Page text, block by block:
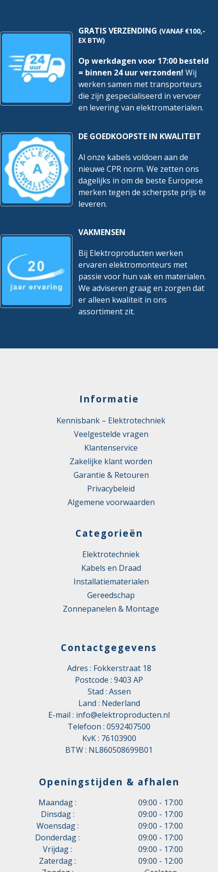
Geleidermateriaal Koper
Glasvezelelement Nee
Halogeenvrij volgens EN
60754-1/2
Nee
Isolatiebehoud
Isolatiebehoud volgens IEC
60331
Nee
Litze Nee
Materiaal aderisolatie
Gevulkaniseerd polyetheen
Max. toelaatbare
geleidertemperatuur
90 °C
Min. toegestane buigradius
stationaire toepassing/vast
verlegd
43 mm
Oliebestendig volgens IEC
Rookarm volgens EN 61034-
Nee
Rookarm volgens IEC 61034-
2
Nee
Toegestane
kabelbuitentemperatuur na
montage zonder vibratie
-40 – 70 °C
tijdens montage/handeling
Food Contact Material Nee
REACH Nee
GRATIS VERZENDING (VANAF €100,-
EX BTW)
Op werkdagen voor 17:00 besteld
= binnen 24 uur verzonden! Wij
werken samen met transporteurs
die zijn gespecialiseerd in vervoer
en levering van elektromaterialen.
DE GOEDKOOPSTE IN KWALITEIT
Al onze kabels voldoen aan de
nieuwe CPR norm. We zetten ons
dagelijks in om de beste Europese
merken tegen de scherpste prijs te
leveren.
VAKMENSEN
Bij Elektroproducten werken
ervaren elektromonteurs met
passie voor hun vak en materialen.
We adviseren graag en zorgen dat
er alleen kwaliteit in ons
assortiment zit.
Informatie
Kennisbank – Elektrotechniek
Veelgestelde vragen
Klantenservice
Zakelijke klant worden
Garantie & Retouren
Privacybeleid
Algemene voorwaarden
Categorieën
Elektrotechniek
Kabels en Draad
Installatiematerialen
Gereedschap
Zonnepanelen & Montage
Contactgegevens
Adres : Fokkerstraat 18
Postcode : 9403 AP
Stad : Assen
Land : Nederland
E-mail : info@elektroproducten.nl
Telefoon : 0592407500
KvK : 76103900
BTW : NL860508699B01
Openingstijden & afhalen
Maandag :
09:00 - 17:00
Dinsdag :
09:00 - 17:00
Woensdag :
09:00 - 17:00
Donderdag :
09:00 - 17:00
Vrijdag :
09:00 - 17:00
Zaterdag :
09:00 - 12:00